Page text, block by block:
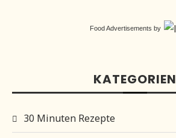
Food Advertisements by
KATEGORIEN
30 Minuten Rezepte